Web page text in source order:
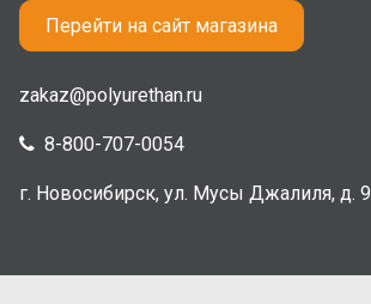
Перейти на сайт магазина
zakaz@polyurethan.ru
8-800-707-0054
г. Новосибирск, ул. Мусы Джалиля, д. 9